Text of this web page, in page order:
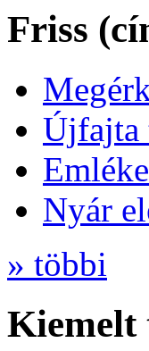
Friss
Újfajta
Nyár
» többi